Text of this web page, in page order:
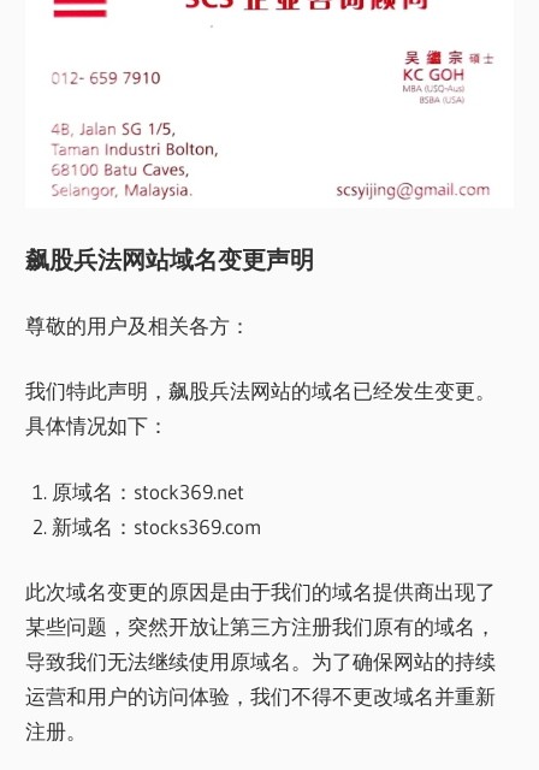
飙股兵法网站域名变更声明
尊敬的用户及相关各方：
我们特此声明，飙股兵法网站的域名已经发生变更。
具体情况如下：
原域名：stock369.net
新域名：stocks369.com
此次域名变更的原因是由于我们的域名提供商出现了
某些问题，突然开放让第三方注册我们原有的域名，
导致我们无法继续使用原域名。为了确保网站的持续
运营和用户的访问体验，我们不得不更改域名并重新
注册。